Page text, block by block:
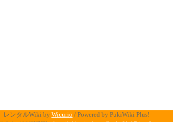
レンタルWiki by Wicurio / Powered by PukiWiki Plus!